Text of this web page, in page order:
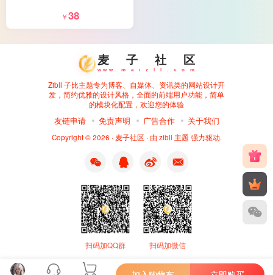
￥38
麦 子 社 区
w w w . m a i z . c o m
Zibll 子比主题专为博客、自媒体、资讯类的网站设计开
发，简约优雅的设计风格，全面的前端用户功能，简单
的模块化配置，欢迎您的体验
友链申请 免责声明 广告合作 关于我们
Copyright © 2026 · 麦子社区· 由 zibll 主题 强力驱动.
扫码加QQ群 扫码加微信